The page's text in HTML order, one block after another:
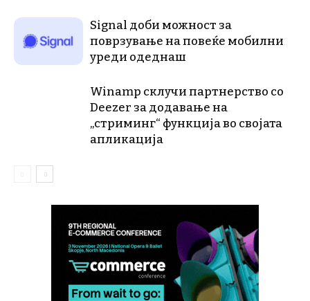
Signal доби можност за
поврзување на повеќе мобилни
уреди одеднаш
Winamp склучи партнерство со
Deezer за додавање на
„стриминг“ функција во својата
апликација